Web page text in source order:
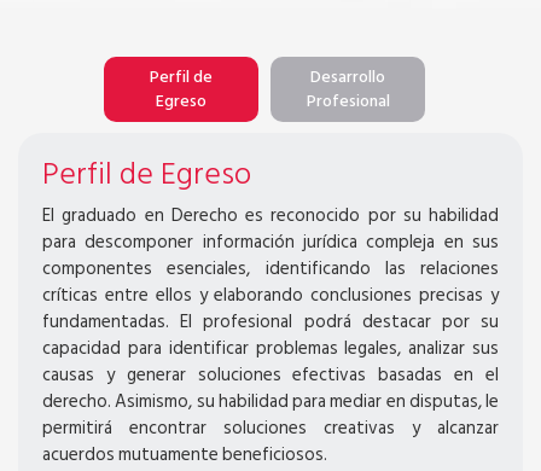
Perfil de
Egreso
Desarrollo
Profesional
Perfil de Egreso
El graduado en Derecho es reconocido por su habilidad
para descomponer información jurídica compleja en sus
componentes esenciales, identificando las relaciones
críticas entre ellos y elaborando conclusiones precisas y
fundamentadas. El profesional podrá destacar por su
capacidad para identificar problemas legales, analizar sus
causas y generar soluciones efectivas basadas en el
derecho. Asimismo, su habilidad para mediar en disputas, le
permitirá encontrar soluciones creativas y alcanzar
acuerdos mutuamente beneficiosos.